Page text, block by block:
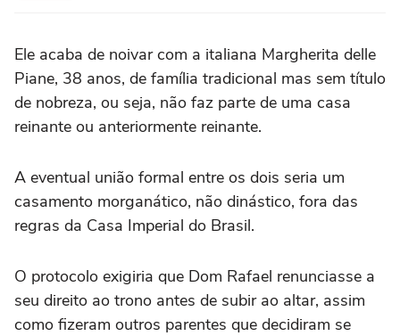
Ele acaba de noivar com a italiana Margherita delle
Piane, 38 anos, de família tradicional mas sem título
de nobreza, ou seja, não faz parte de uma casa
reinante ou anteriormente reinante.
A eventual união formal entre os dois seria um
casamento morganático, não dinástico, fora das
regras da Casa Imperial do Brasil.
O protocolo exigiria que Dom Rafael renunciasse a
seu direito ao trono antes de subir ao altar, assim
como fizeram outros parentes que decidiram se